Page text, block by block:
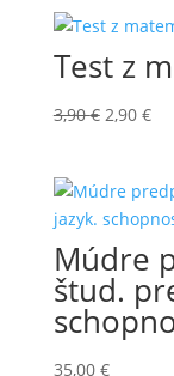
Test z
3,90€ Pôvodná
3,90 €.
2,90 €
Múdre
štud.
35,00 €